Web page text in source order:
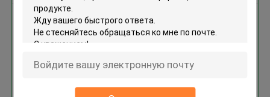
10 мл Ацетата мышечного
роста 100 мг Пептида
Коробка для флаконов